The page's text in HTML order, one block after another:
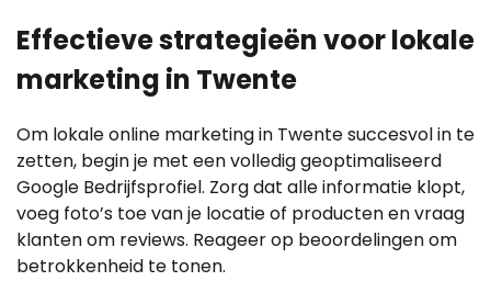
Effectieve strategieën voor lokale
marketing in Twente
Om lokale online marketing in Twente succesvol in te
zetten, begin je met een volledig geoptimaliseerd
Google Bedrijfsprofiel. Zorg dat alle informatie klopt,
voeg foto’s toe van je locatie of producten en vraag
klanten om reviews. Reageer op beoordelingen om
betrokkenheid te tonen.